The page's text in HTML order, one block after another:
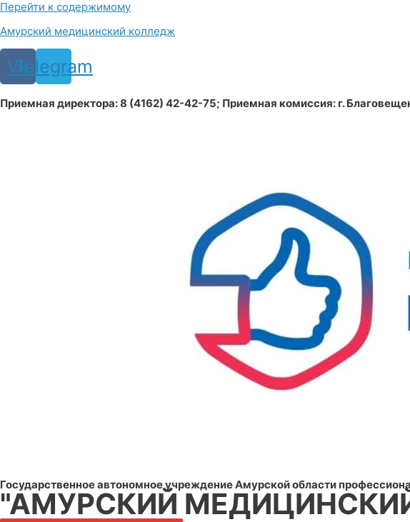
Перейти к содержимому
Амурский медицинский колледж
Vk
Telegram
Приемная директора: 8 (4162) 42-42-75; Приемная комиссия: г.
Государственное автономное учреждение Амурской области
"АМУРСКИЙ